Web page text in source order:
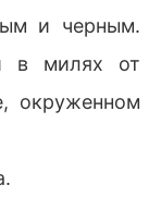
и черным.
в милях от
окруженном